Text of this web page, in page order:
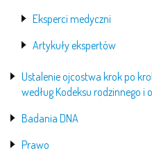
Eksperci medyczni
Artykuły ekspertów
Ustalenie ojcostwa krok po
według Kodeksu rodzinnego i
Badania DNA
Prawo